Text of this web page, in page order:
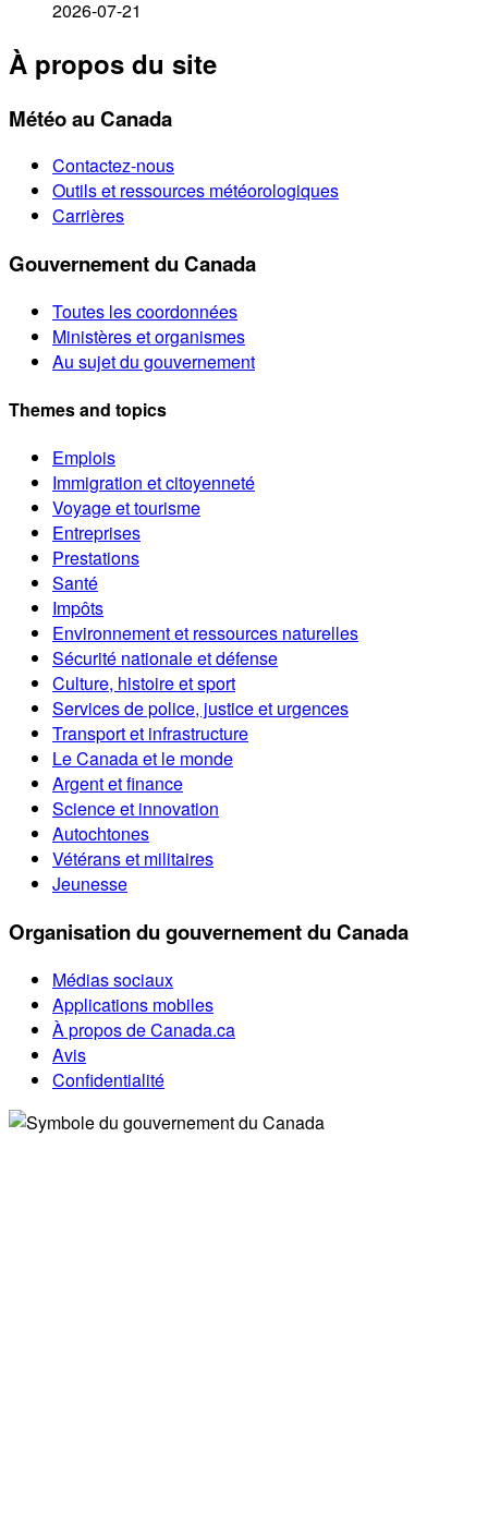
2026-07-21
À propos du site
Météo au Canada
Contactez-nous
Outils et ressources météorologiques
Carrières
Gouvernement du Canada
Toutes les coordonnées
Ministères et organismes
Au sujet du gouvernement
Themes and topics
Emplois
Immigration et citoyenneté
Voyage et tourisme
Entreprises
Prestations
Santé
Impôts
Environnement et ressources naturelles
Sécurité nationale et défense
Culture, histoire et sport
Services de police, justice et urgences
Transport et infrastructure
Le Canada et le monde
Argent et finance
Science et innovation
Autochtones
Vétérans et militaires
Jeunesse
Organisation du gouvernement du Canada
Médias sociaux
Applications mobiles
À propos de Canada.ca
Avis
Confidentialité